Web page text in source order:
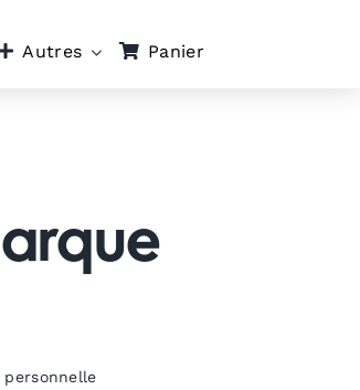
Autres Panier